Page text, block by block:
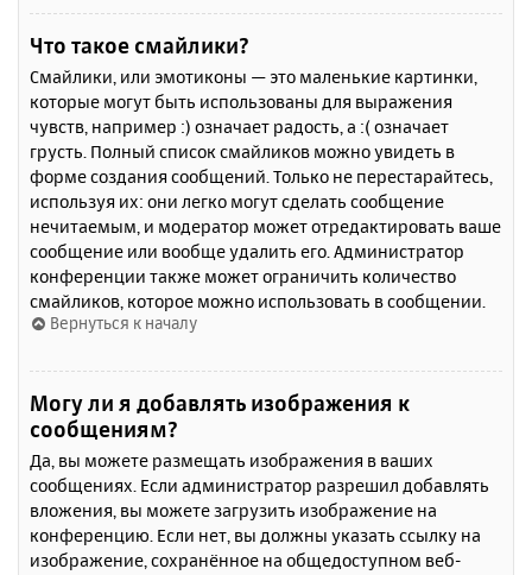
Что такое смайлики?
Смайлики, или эмотиконы — это маленькие картинки,
которые могут быть использованы для выражения
чувств, например :) означает радость, а :( означает
грусть. Полный список смайликов можно увидеть в
форме создания сообщений. Только не перестарайтесь,
используя их: они легко могут сделать сообщение
нечитаемым, и модератор может отредактировать ваше
сообщение или вообще удалить его. Администратор
конференции также может ограничить количество
смайликов, которое можно использовать в сообщении.
Вернуться к началу
Могу ли я добавлять изображения к
сообщениям?
Да, вы можете размещать изображения в ваших
сообщениях. Если администратор разрешил добавлять
вложения, вы можете загрузить изображение на
конференцию. Если нет, вы должны указать ссылку на
изображение, сохранённое на общедоступном веб-